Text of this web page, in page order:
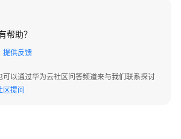
帮助？
提供反馈
可以通过华为云社区问答频道来与我们联系探讨
区提问